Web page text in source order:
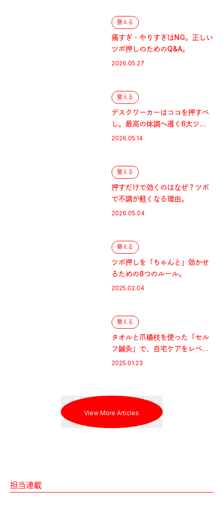
整える
痛すぎ・やりすぎはNG。正しい
ツボ押しのためのQ&A。
2026.05.27
整える
デスクワーカーはココを押すべ
し。最高の体調へ導く6大ツ
ボ。
2026.05.14
整える
押すだけで効くのはなぜ？ツボ
で不調が軽くなる理由。
2026.05.04
整える
ツボ押しを「ちゃんと」効かせ
るための8つのルール。
2025.02.04
整える
タオルと爪楊枝を使った「セル
フ鍼灸」で、自宅ケアをレベル
アップ！
2025.01.23
View More Articles
担当連載